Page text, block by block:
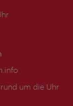
um die Uhr